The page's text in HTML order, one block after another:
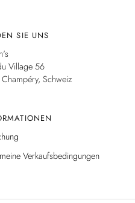
SIE UNS
Village 56
Schweiz
Verkaufsbedingungen